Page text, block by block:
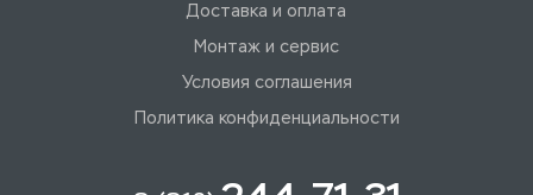
Доставка и оплата
Монтаж и сервис
Условия соглашения
Политика конфиденциальности